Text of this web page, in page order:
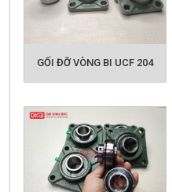
GỐI ĐỠ VÒNG BI UCF 204